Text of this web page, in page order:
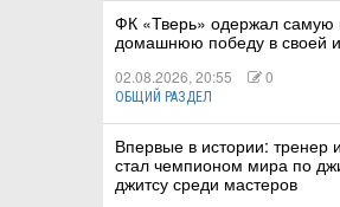
ФК «Тверь» одержал самую
домашнюю победу в своей
02.08.2026, 20:55 0
ОБЩИЙ РАЗДЕЛ
Впервые в истории: тренер
стал чемпионом мира по
джитсу среди мастеров